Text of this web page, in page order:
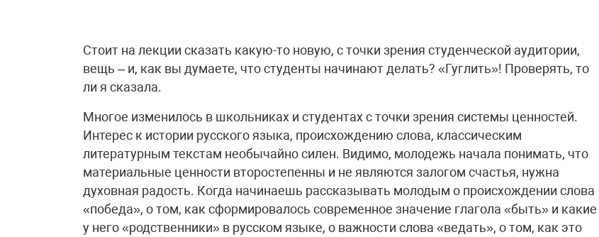
Стоит на лекции сказать какую-то новую, с точки зрения студенческой аудитории,
вещь – и, как вы думаете, что студенты начинают делать? «Гуглить»! Проверять, то
ли я сказала.
Многое изменилось в школьниках и студентах с точки зрения системы ценностей.
Интерес к истории русского языка, происхождению слова, классическим
литературным текстам необычайно силен. Видимо, молодежь начала понимать, что
материальные ценности второстепенны и не являются залогом счастья, нужна
духовная радость. Когда начинаешь рассказывать молодым о происхождении слова
«победа», о том, как сформировалось современное значение глагола «быть» и какие
у него «родственники» в русском языке, о важности слова «ведать», о том, как это